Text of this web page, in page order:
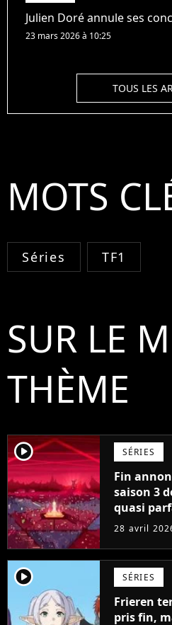
Julien Doré annule ses
23 mars 2026 à 10:25
TOUS LES
MOTS
Séries TF1
SUR LE
THÈME
player2 SÉRIES
Fin
saison 3
quasi
encore
28 avril
player2 SÉRIES
Frieren
pris fin,